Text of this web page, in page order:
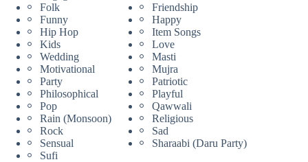
Folk
Friendship
Funny
Happy
Hip Hop
Item Songs
Kids
Love
Wedding
Masti
Motivational
Mujra
Party
Patriotic
Philosophical
Playful
Pop
Qawwali
Rain (Monsoon)
Religious
Rock
Sad
Sensual
Sharaabi (Daru Party)
Sufi